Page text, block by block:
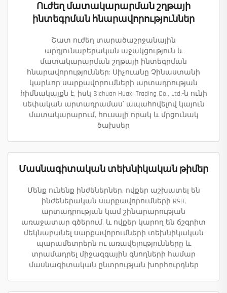
Ուժեղ մատակարարման շղթայի
ինտեգրման հնարավորություններ
Շատ ուժեղ տարածաշրջանային
արդյունաբերական աջակցություն և
մատակարարման շղթայի ինտեգրման
հնարավորություններ: Սիչուանը Չինաստանի
կարևոր սարքավորումների արտադրության
հիմնակայքն է, իսկ Sichuan Huaxi Trading Co., Ltd.-ն ունի
սեփական արտադրամաս՝ ապահովելով կայուն
մատակարարում, հուսալի որակ և մրցունակ
ծախսեր
Մասնագիտական տեխնիկական թիմեր
Մենք ունենք ինժեներներ, ովքեր աշխատել են
ինժեներական սարքավորումների R&D,
արտադրության կամ շինարարության
առաջատար գծերում, և ովքեր կարող են ճշգրիտ
մեկնաբանել սարքավորումների տեխնիկական
պարամետրերն ու առավելությունները և
տրամադրել միջազգային գնողների համար
մասնագիտական ընտրության խորհուրդներ